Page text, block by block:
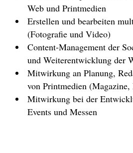
Web und Printmedien
Erstellen und bearbeiten
(Fotografie und Video)
Content-Management der
und Weiterentwicklung der
Mitwirkung an Planung,
von Printmedien
Mitwirkung bei der
Events und Messen